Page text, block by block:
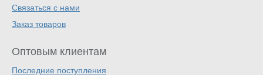
Связаться с нами
Заказ товаров
Оптовым клиентам
Последние поступления